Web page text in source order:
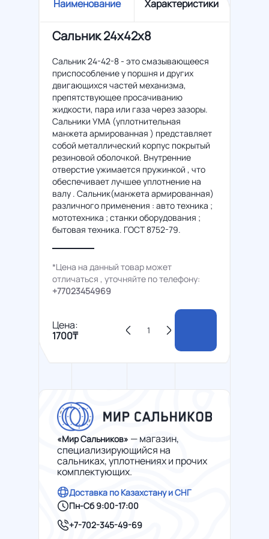
Наименование Характеристики
Сальник 24x42x8
Сальник 24-42-8 - это смазывающееся
приспособление у поршня и других
двигающихся частей механизма,
препятствующее просачиванию
жидкости, пара или газа через зазоры.
Сальники УМА (уплотнительная
манжета армированная ) представляет
собой металлический корпус покрытый
резиновой оболочкой. Внутренние
отверстие ужимается пружинкой , что
обеспечивает лучшее уплотнение на
валу . Сальник(манжета армированная)
различного применения : авто техника ;
мототехника ; станки оборудования ;
бытовая техника. ГОСТ 8752-79.
*Цена на данный товар может
отличаться , уточняйте по телефону:
+77023454969
Цена:
1700₸
«Мир Сальников» — магазин,
специализирующийся на
сальниках, уплотнениях и прочих
комплектующих.
Доставка по Казахстану и СНГ
Пн-Сб 9:00-17:00
+7-702-345-49-69